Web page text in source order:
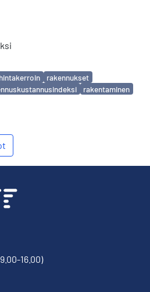
rakennukset
rakentaminen
16.00)